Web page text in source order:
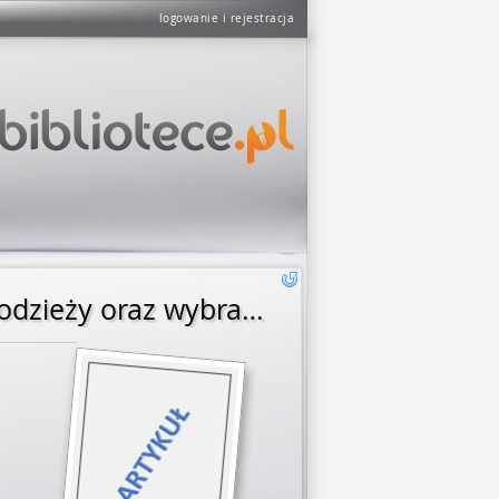
logowanie i rejestracja
Cyberprzestępczość zagrożeniem w wychowaniu dzieci i młodzieży oraz wybrane aspekty prawno-karne jego zwalczania